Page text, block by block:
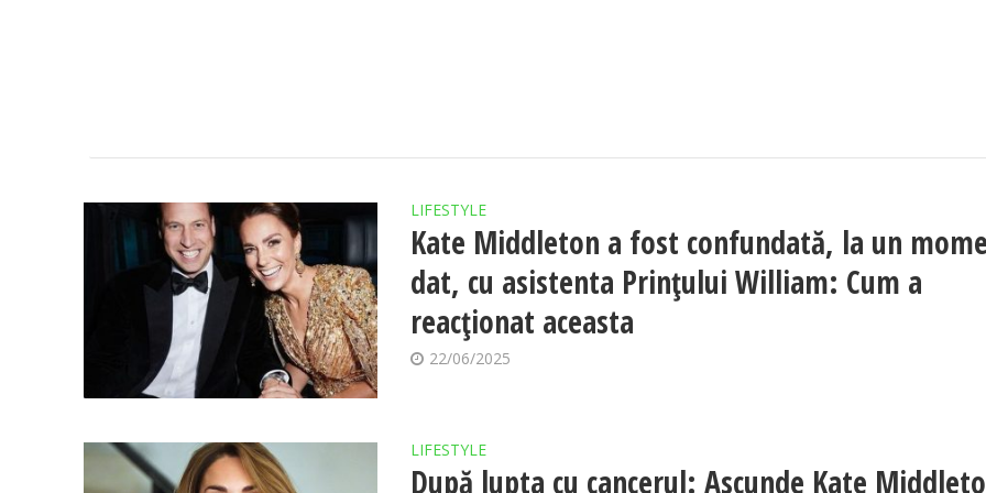
LIFESTYLE
Kate Middleton a fost confundată, la un
dat, cu asistenta Prințului William: Cum a
reacționat aceasta
22/06/2025
LIFESTYLE
După lupta cu cancerul: Ascunde Kate